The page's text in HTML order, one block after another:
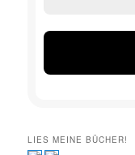
LIES MEINE BÜCHER!